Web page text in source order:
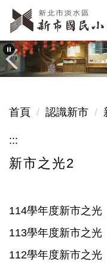
跳
到
主
要
內
區
首頁 認識新市
:::
新市之光2
114學年度新市之光
113學年度新市之光
112學年度新市之光